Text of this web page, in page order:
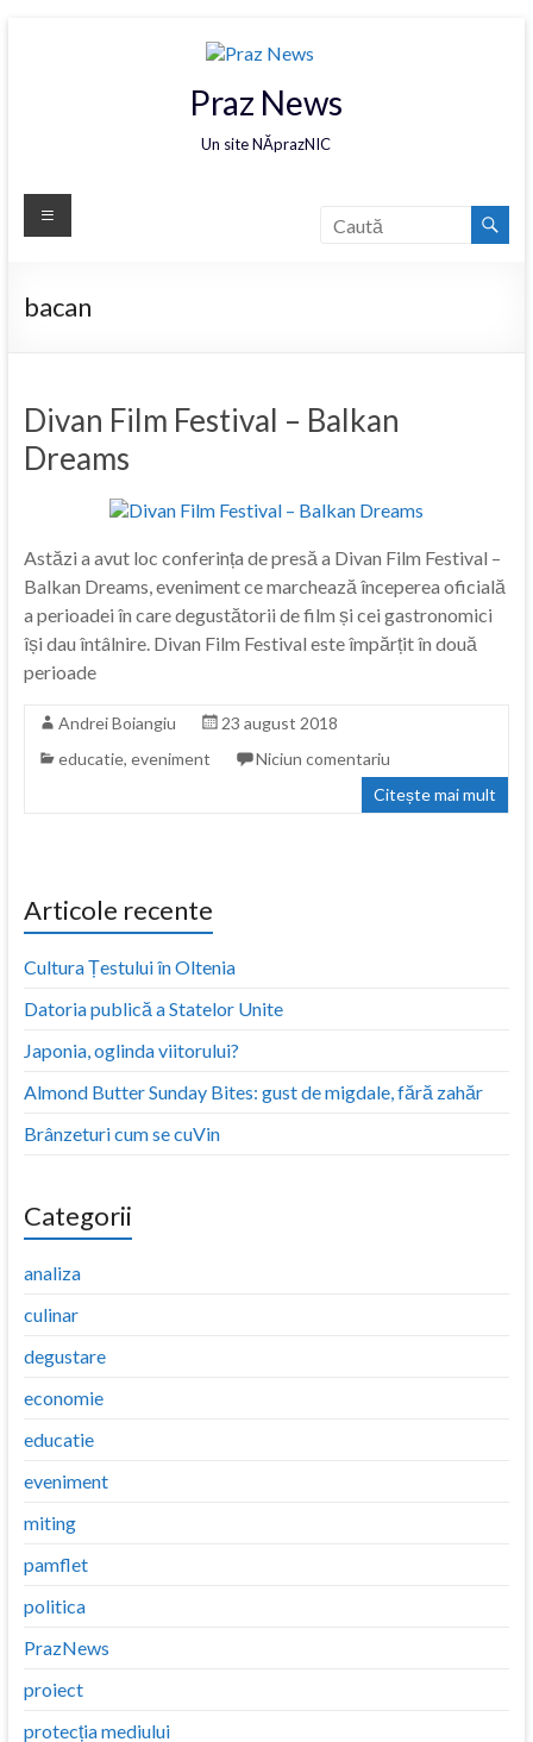
Praz News
Un site NĂprazNIC
bacan
Divan Film Festival – Balkan
Dreams
Astăzi a avut loc conferința de presă a Divan Film Festival –
Balkan Dreams, eveniment ce marchează începerea oficială
a perioadei în care degustătorii de film și cei gastronomici
își dau întâlnire. Divan Film Festival este împărțit în două
perioade
Andrei Boiangiu
23 august 2018
educatie, eveniment
Niciun comentariu
Citește mai mult
Articole recente
Cultura Țestului în Oltenia
Datoria publică a Statelor Unite
Japonia, oglinda viitorului?
Almond Butter Sunday Bites: gust de migdale, fără zahăr
Brânzeturi cum se cuVin
Categorii
analiza
culinar
degustare
economie
educatie
eveniment
miting
pamflet
politica
PrazNews
proiect
protecția mediului